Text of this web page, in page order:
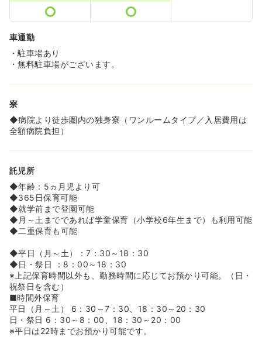
車通勤
・駐車場あり
・無料駐車場がございます。
寮
◆病院より徒歩圏内の独身寮（ワンルームタイプ／入居費用は
全額病院負担）
託児所
◆年齢：5ヵ月児より可
◆365日保育可能
◆就学前まで登園可能
◆月～土までであれば学童保育（小学校6年生まで）も利用可能
◆二重保育も可能
◆平日（月～土）：7：30～18：30
◆日・祭日 ：8：00～18：30
※上記保育時間以外も、勤務時間に応じてお預かり可能。（日・
祝祭日を含む）
■時間外保育
平日（月～土） 6：30～7：30、18：30～20：30
日・祭日 6：30～8：00、18：30～20：00
※平日は22時までお預かり可能です。